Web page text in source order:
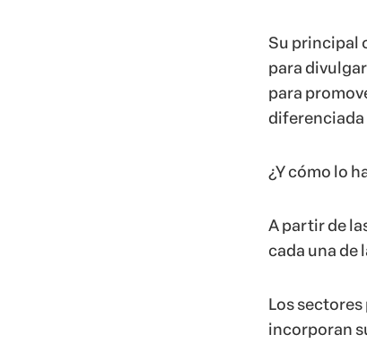
Su principal
para
para
diferenciada
¿Y cómo lo
A partir de
cada una de
Los
incorporan